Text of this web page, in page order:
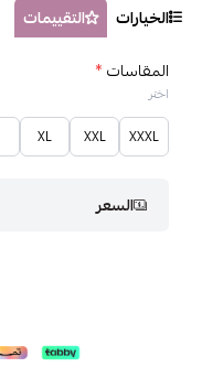
الخيارات
التقييمات
المقاسات*
اختر
XXXL
XXL
XL
السعر